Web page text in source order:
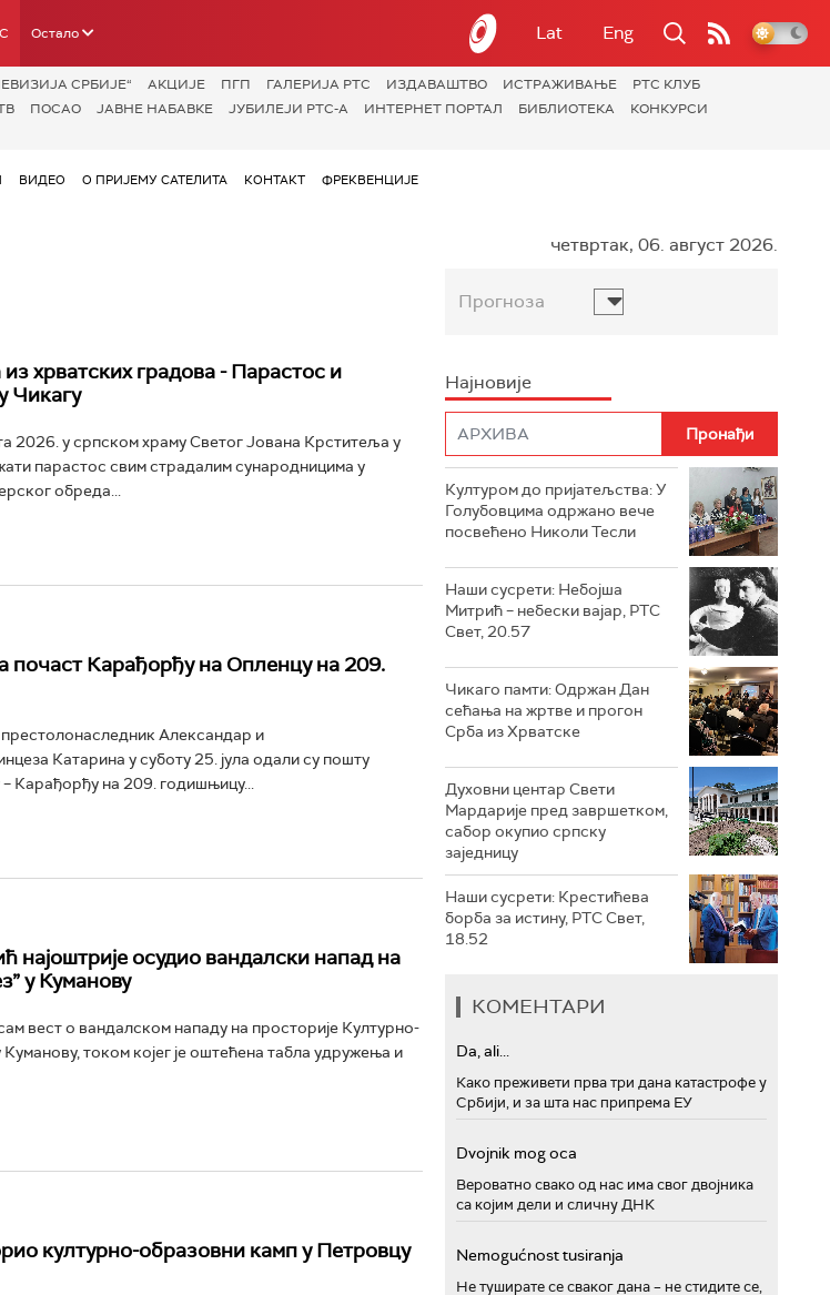
Остало Lat Eng
СРБИЈЕ“ АКЦИЈЕ ПГП ГАЛЕРИЈА РТС ИЗДАВАШТВО ИСТРАЖИВАЊЕ
РТС КЛУБ
ПОСАО ЈАВНЕ НАБАВКЕ ЈУБИЛЕЈИ РТС-А ИНТЕРНЕТ ПОРТАЛ БИБЛИОТЕКА
КОНКУРСИ
ВИДЕО О ПРИЈЕМУ САТЕЛИТА КОНТАКТ ФРЕКВЕНЦИЈЕ
хрватских градова - Парастос и
Чикагу
2026. у српском храму Светог Јована Крститеља у
парастос свим страдалим сународницима у
обреда...
Карађорђу на Опленцу на 209.
Александар и
Катарина у суботу 25. јула одали су пошту
на 209. годишњицу...
осудио вандалски напад на
у Куманову
вест о вандалском нападу на просторије Културно-
током којег је оштећена табла удружења и
културно-образовни камп у Петровцу
четвртак, 06. август 2026.
Прогноза
Најновије
Културом до пријатељства: У
Голубовцима одржано вече
посвећено Николи Тесли
Наши сусрети: Небојша
Митрић – небески вајар, РТС
Свет, 20.57
Чикаго памти: Одржан Дан
сећања на жртве и прогон
Срба из Хрватске
Духовни центар Свети
Мардарије пред завршетком,
сабор окупио српску
заједницу
Наши сусрети: Крестићева
борба за истину, РТС Свет,
18.52
КОМЕНТАРИ
Da, ali...
Како преживети прва три дана катастрофе у
Србији, и за шта нас припрема ЕУ
Dvojnik mog oca
Вероватно свако од нас има свог двојника
са којим дели и сличну ДНК
Nemogućnost tusiranja
Не туширате се сваког дана – не стидите се,